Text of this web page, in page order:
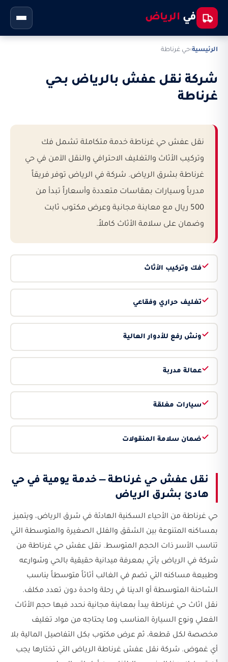
في الرياض
الرئيسية›حي غرناطة
شركة نقل عفش بالرياض بحي
غرناطة
نقل عفش حي غرناطة خدمة متكاملة تشمل فك
وتركيب الأثاث والتغليف الاحترافي والنقل الآمن في حي
غرناطة بشرق الرياض. شركة في الرياض توفر فريقاً
مدرباً وسيارات بمقاسات متعددة وأسعاراً تبدأ من
500 ريال مع معاينة مجانية وعرض مكتوب ثابت
وضمان على سلامة الأثاث كاملاً.
فك وتركيب الأثاث
تغليف حراري وفقاعي
ونش رفع للأدوار العالية
عمالة مدربة
سيارات مغلقة
ضمان سلامة المنقولات
نقل عفش حي غرناطة — خدمة يومية في حي
هادئ بشرق الرياض
حي غرناطة من الأحياء السكنية الهادئة في شرق الرياض، ويتميز
بمساكنه المتنوعة بين الشقق والفلل الصغيرة والمتوسطة التي
تناسب الأسر ذات الحجم المتوسط. نقل عفش حي غرناطة من
شركة في الرياض يأتي بمعرفة ميدانية حقيقية بالحي وشوارعه
وطبيعة مساكنه التي تضم في الغالب أثاثاً متوسطاً يناسب
الشاحنة المتوسطة أو الدينا في رحلة واحدة دون تعدد مكلف.
نقل اثاث حي غرناطة يبدأ بمعاينة مجانية نحدد فيها حجم الأثاث
الفعلي ونوع السيارة المناسب وما يحتاجه من مواد تغليف
مخصصة لكل قطعة، ثم عرض مكتوب بكل التفاصيل المالية بلا
أي غموض. شركة نقل عفش غرناطة الرياض التي تختارها يجب